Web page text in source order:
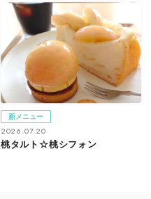
新メニュー
2026.07.20
桃タルト☆桃シフォン